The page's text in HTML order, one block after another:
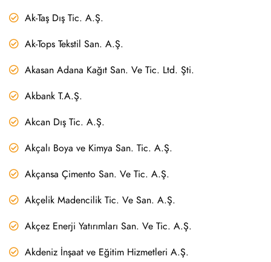
Ak-Taş Dış Tic. A.Ş.
Ak-Tops Tekstil San. A.Ş.
Akasan Adana Kağıt San. Ve Tic. Ltd. Şti.
Akbank T.A.Ş.
Akcan Dış Tic. A.Ş.
Akçalı Boya ve Kimya San. Tic. A.Ş.
Akçansa Çimento San. Ve Tic. A.Ş.
Akçelik Madencilik Tic. Ve San. A.Ş.
Akçez Enerji Yatırımları San. Ve Tic. A.Ş.
Akdeniz İnşaat ve Eğitim Hizmetleri A.Ş.